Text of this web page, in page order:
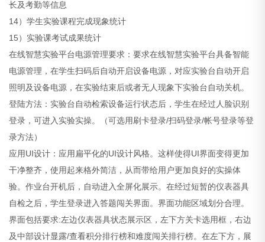
长及考勤等信息
14）学生实验课程完成现象统计
15）实验课考试成果统计
在线智慧实验平台电源管理要求：要求在线智慧实验平台具备智能
电源管理，在学生扫码后自动开启设备电源，对应实验台自动开启
照明及设备电源，在实验结束后或者无人现象下实验台自动关机。
登陆方法：实验台自动检索设备运行状态后，学生在经过人脸识别
登录，可进入实验实操。（可选用刷卡登录/扫码登录/帐号登录等登
录方法）
应用UI设计：应用扁平化的UI设计风格。这样使得UI界面变得更加
干净整齐，使用起来格外简洁，从而带给用户更加良好的实操体
验。作业台开机后，自动进入全屏化展示。在经过短暂的仪表器具
自检之后，学生登录进入答题闯关界面。界面功能区域划分合理。
界面包括要求:左边仪表器具状态展示区，左下方关卡选用框，右边
及中部设计显露/查看积分排行榜和难度闯关排行榜。在左下方，展